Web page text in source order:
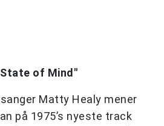
of Mind"
Matty Healy mener
på 1975’s nyeste track